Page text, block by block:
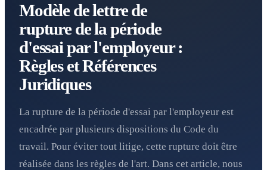
Modèle de lettre de
rupture de la période
d'essai par l'employeur :
Règles et Références
Juridiques
La rupture de la période d'essai par l'employeur est
encadrée par plusieurs dispositions du Code du
travail. Pour éviter tout litige, cette rupture doit être
réalisée dans les règles de l'art. Dans cet article, nous